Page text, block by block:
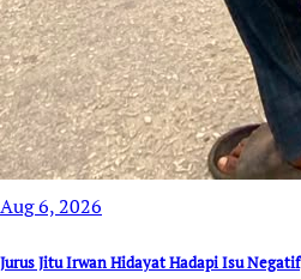
Aug 6, 2026
Jurus Jitu Irwan Hidayat Hadapi Isu Negatif